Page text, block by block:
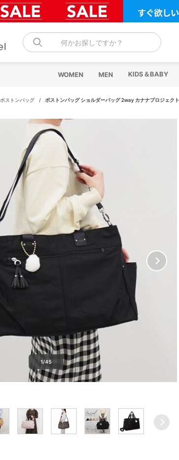
何かお探しですか？
WOMEN MEN KIDS＆BABY
ボストンバッグ / ボストンバッグ ショルダーバッグ 2way カナナプロジェク
1/45